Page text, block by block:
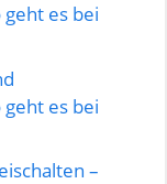
es bei
es bei
–